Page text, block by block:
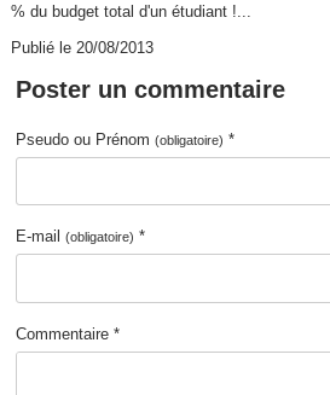
% du budget total d'un étudiant !...
Publié le 20/08/2013
Poster un commentaire
Pseudo ou Prénom(obligatoire) *
E-mail(obligatoire) *
Commentaire *